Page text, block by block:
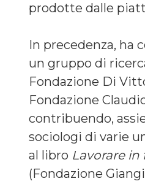
prodotte dalle
In precedenza, ha
un gruppo di
Fondazione Di
Fondazione
contribuendo,
sociologi di varie
al libro Lavorare
(Fondazione